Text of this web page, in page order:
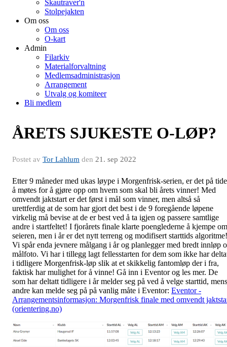
Skautraver'n
Stolpejakten
Om oss
Om oss
O-kart
Admin
Filarkiv
Materialforvaltning
Medlemsadministrasjon
Arrangement
Utvalg og komiteer
Bli medlem
ÅRETS SJUKESTE O-LØP?
Postet av Tor Lahlum den 21. sep 2022
Etter 9 måneder med ukas løype i Morgenfrisk-serien, er det på tide
å møtes for å gjøre opp om hvem som skal bli årets vinner! Med
omvendt jaktstart er det først i mål som vinner, men altså så
urettferdig at de som har gjort det best i de 9 foregående løpene
virkelig må bevise at de er best ved å ta igjen og passere samtlige
andre i startfeltet! I fjorårets finale klarte poenglederne å kjempe om
seieren, men i år er det nytt terreng og modifisert starttids algoritme!
Vi spår enda jevnere målgang i år og planlegger med bredt innløp
målfoto. Vi har i tillegg lagt fellesstarten for dem som ikke har
i tidligere Morgenfrisk-løp slik at et skikkelig fantomløp der i fra,
faktisk har mulighet for å vinne! Gå inn i Eventor og les mer. De
som har deltatt tidligere i år melder seg på ved å velge starttid, mens
andre kan melde seg på på vanlig måte i Eventor: Eventor -
Arrangementsinformasjon: Morgenfrisk finale med omvendt
(orientering.no)